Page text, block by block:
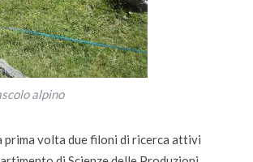
alpino
prima volta due filoni di ricerca attivi